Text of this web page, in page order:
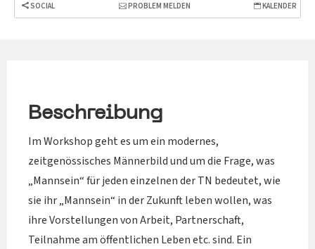
SOCIAL PROBLEM MELDEN KALENDER
Beschreibung
Im Workshop geht es um ein modernes,
zeitgenössisches Männerbild und um die Frage, was
„Mannsein“ für jeden einzelnen der TN bedeutet, wie
sie ihr „Mannsein“ in der Zukunft leben wollen, was
ihre Vorstellungen von Arbeit, Partnerschaft,
Teilnahme am öffentlichen Leben etc. sind. Ein